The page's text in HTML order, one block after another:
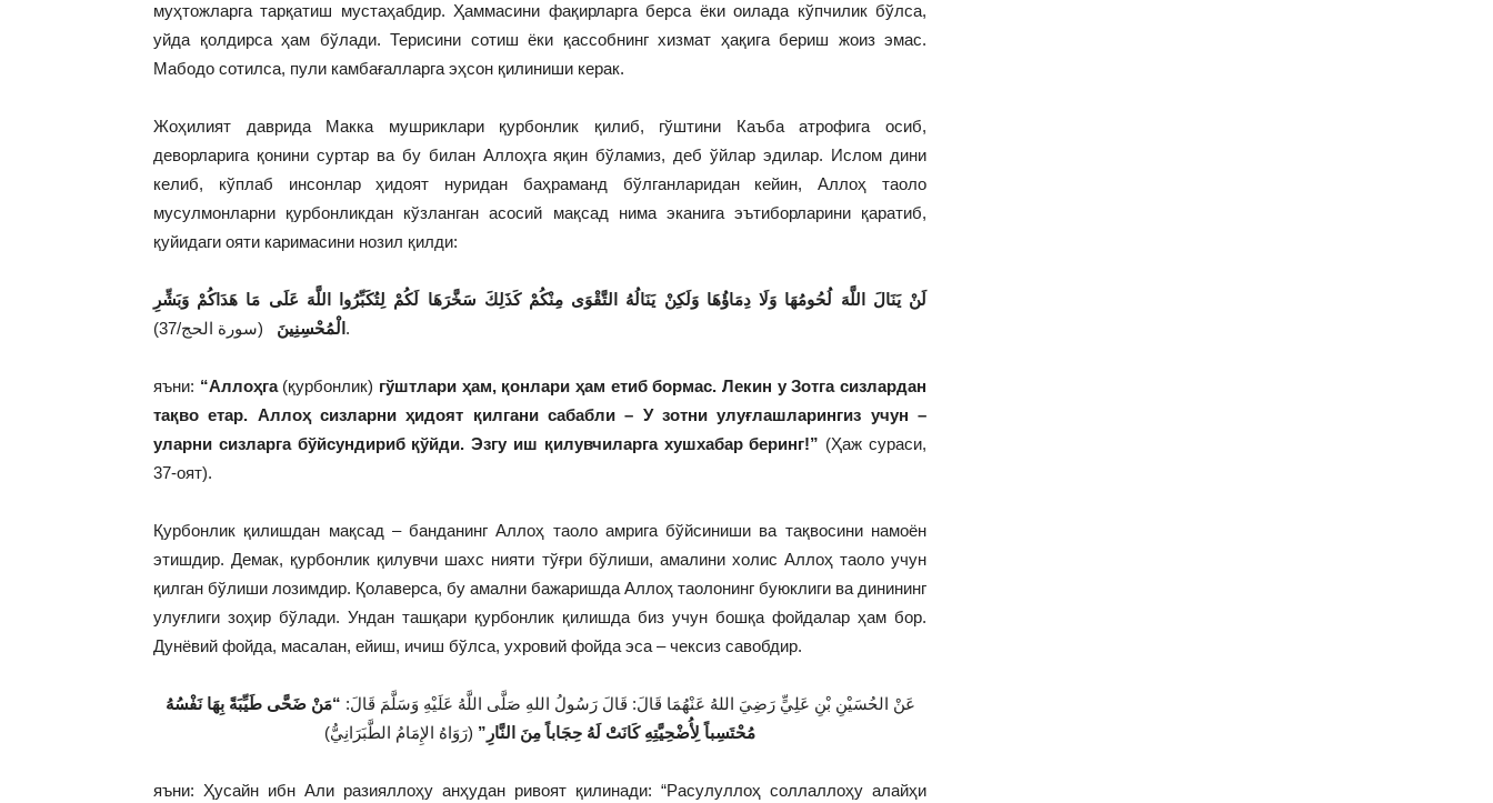
муҳтожларга тарқатиш мустаҳабдир. Ҳаммасини фақирларга берса ёки оилада кўпчилик бўлса,
уйда қолдирса ҳам бўлади. Терисини сотиш ёки қассобнинг хизмат ҳақига бериш жоиз эмас.
Мабодо сотилса, пули камбағалларга эҳсон қилиниши керак.
Жоҳилият даврида Макка мушриклари қурбонлик қилиб, гўштини Каъба атрофига осиб,
деворларига қонини суртар ва бу билан Аллоҳга яқин бўламиз, деб ўйлар эдилар. Ислом дини
келиб, кўплаб инсонлар ҳидоят нуридан баҳраманд бўлганларидан кейин, Аллоҳ таоло
мусулмонларни қурбонликдан кўзланган асосий мақсад нима эканига эътиборларини қаратиб,
қуйидаги ояти каримасини нозил қилди:
لَنْ يَنَالَ اللَّهَ لُحُومُهَا وَلَا دِمَاؤُهَا وَلَكِنْ يَنَالُهُ التَّقْوَى مِنْكُمْ كَذَلِكَ سَخَّرَهَا لَكُمْ لِتُكَبِّرُوا اللَّهَ عَلَى مَا هَدَاكُمْ وَبَشِّرِ
الْمُحْسِنِينَ (سورة الحج/37).
яъни: “Аллоҳга (қурбонлик) гўштлари ҳам, қонлари ҳам етиб бормас. Лекин у Зотга сизлардан
тақво етар. Аллоҳ сизларни ҳидоят қилгани сабабли – У зотни улуғлашларингиз учун –
уларни сизларга бўйсундириб қўйди. Эзгу иш қилувчиларга хушхабар беринг!” (Ҳаж сураси,
37-оят).
Қурбонлик қилишдан мақсад – банданинг Аллоҳ таоло амрига бўйсиниши ва тақвосини намоён
этишдир. Демак, қурбонлик қилувчи шахс нияти тўғри бўлиши, амалини холис Аллоҳ таоло учун
қилган бўлиши лозимдир. Қолаверса, бу амални бажаришда Аллоҳ таолонинг буюклиги ва динининг
улуғлиги зоҳир бўлади. Ундан ташқари қурбонлик қилишда биз учун бошқа фойдалар ҳам бор.
Дунёвий фойда, масалан, ейиш, ичиш бўлса, ухровий фойда эса – чексиз савобдир.
عَنْ الحُسَيْنِ بْنِ عَلِيٍّ رَضِيَ اللهُ عَنْهُمَا قَالَ: قَالَ رَسُولُ اللهِ صَلَّى اللَّهُ عَلَيْهِ وَسَلَّمَ قَالَ: “مَنْ ضَحَّى طَيِّبَةً بِهَا نَفْسُهُ
مُحْتَسِباً لِأُضْحِيَّتِهِ كَانَتْ لَهُ حِجَاباً مِنَ النَّارِ” (رَوَاهُ الإِمَامُ الطَّبَرَانِيُّ)
яъни: Ҳусайн ибн Али разияллоҳу анҳудан ривоят қилинади: “Расулуллоҳ соллаллоҳу алайҳи